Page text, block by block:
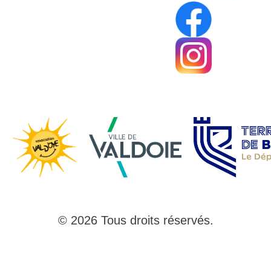
© 2026 Tous droits réservés.